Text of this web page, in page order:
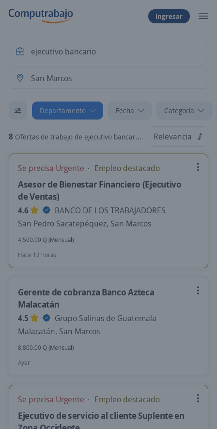
Ingresar
Departamento Fecha Categoría
8 Ofertas de trabajo de ejecutivo bancario en San Marcos Relevancia
Se precisa Urgente Empleo destacado
Asesor de Bienestar Financiero (Ejecutivo
de Ventas)
4.6
BANCO DE LOS TRABAJADORES
San Pedro Sacatepéquez, San Marcos
4,500.00 Q (Mensual)
Hace 12 horas
Gerente de cobranza Banco Azteca
Malacatán
4.5
Grupo Salinas de Guatemala
Malacatán, San Marcos
8,800.00 Q (Mensual)
Ayer
Se precisa Urgente Empleo destacado
Ejecutivo de servicio al cliente Suplente en